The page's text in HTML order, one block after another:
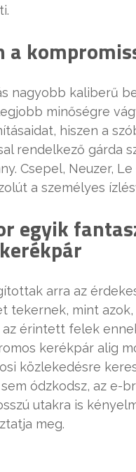
a
nagyobb kaliberű
minőségre
hiszen a
rendelkező gárda
Csepel, Neuzer,
a személyes
egyik
arra az
tekernek, mint azok,
érintett felek
kerékpár alig
közlekedésre
ódzkodsz, az e-
utakra is
meg.